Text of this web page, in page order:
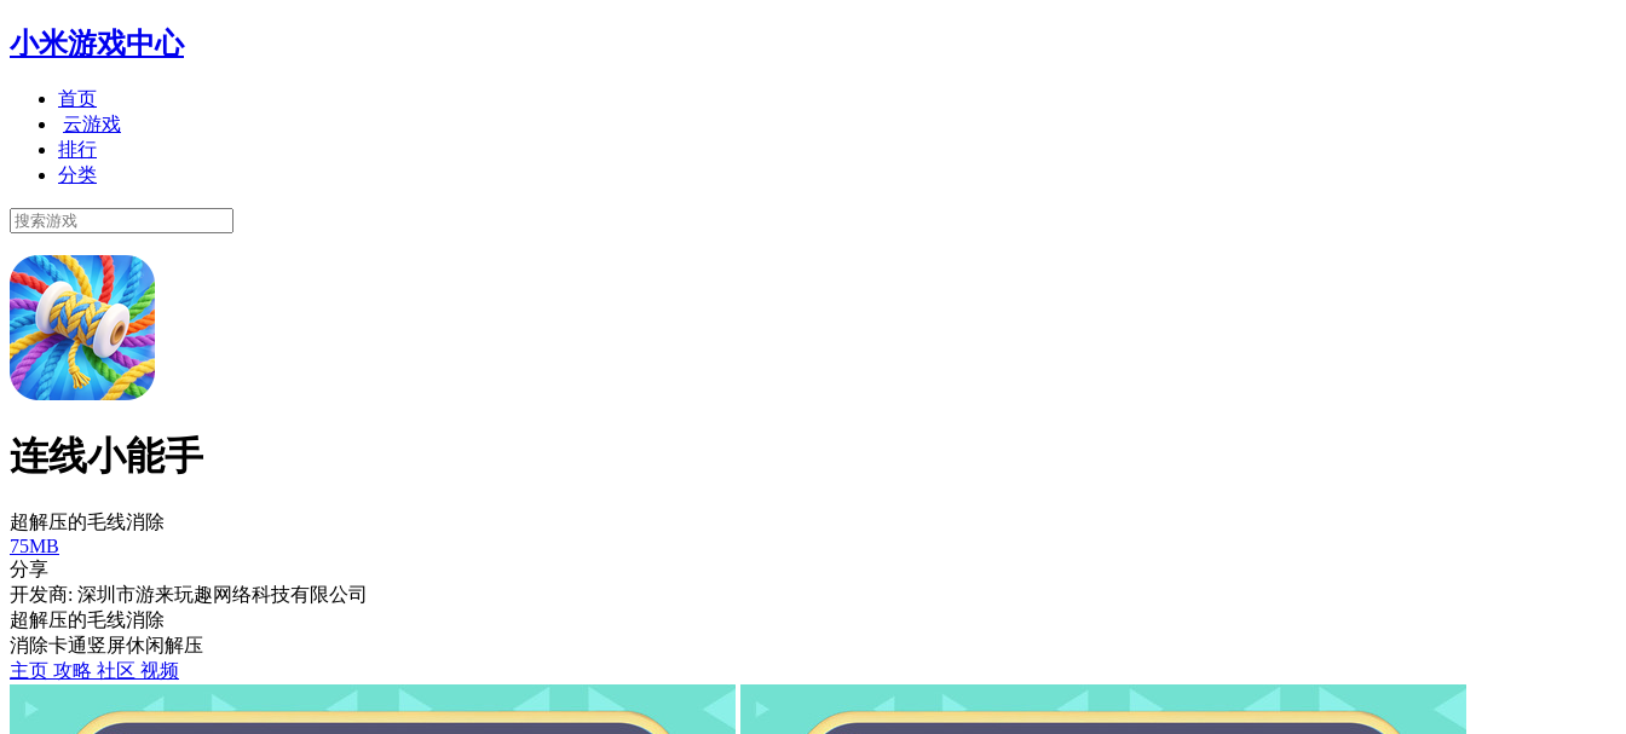
小米游戏中心
首页
云游戏
排行
分类
连线小能手
超解压的毛线消除
75MB
分享
开发商: 深圳市游来玩趣网络科技有限公司
超解压的毛线消除
消除卡通竖屏休闲解压
主页 攻略 社区 视频